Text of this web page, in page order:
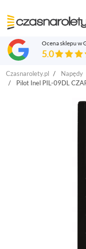
Ocena sklepu w
5.0
Czasnarolety.pl Napędy
Pilot Inel PIL-09DL